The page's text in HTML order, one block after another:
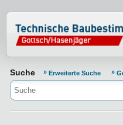
Normenportal
Suche Erweiterte Suche